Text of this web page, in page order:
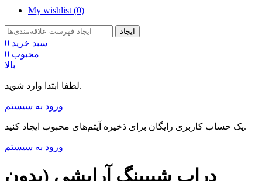
My wishlist (0)
ایجاد
سبد خرید 0
محبوب 0
بالا
لطفا ابتدا وارد شوید.
ورود به سیستم
یک حساب کاربری رایگان برای ذخیره آیتم‌های محبوب ایجاد کنید.
ورود به سیستم
دراپ شیپینگ آرایشی (بدون